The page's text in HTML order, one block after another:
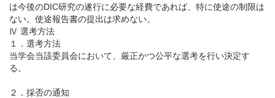
は今後のDIC研究の遂行に必要な経費であれば、特に使途の制限は
ない。使途報告書の提出は求めない。
Ⅳ 選考方法
１．選考方法
当学会当該委員会において、厳正かつ公平な選考を行い決定す
る。
２．採否の通知